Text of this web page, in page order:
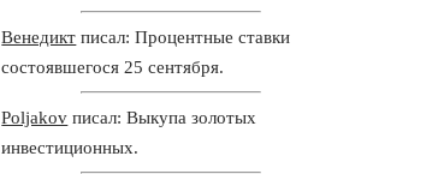
Венедикт писал: Процентные ставки
состоявшегося 25 сентября.
Poljakov писал: Выкупа золотых
инвестиционных.